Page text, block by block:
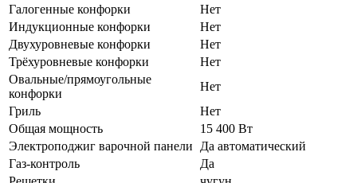
Галогенные конфорки
Нет
Индукционные конфорки
Нет
Двухуровневые конфорки
Нет
Трёхуровневые конфорки
Нет
Овальные/прямоугольные
конфорки
Нет
Гриль
Нет
Общая мощность
15 400 Вт
Электроподжиг варочной панели Да автоматический
Газ-контроль
Да